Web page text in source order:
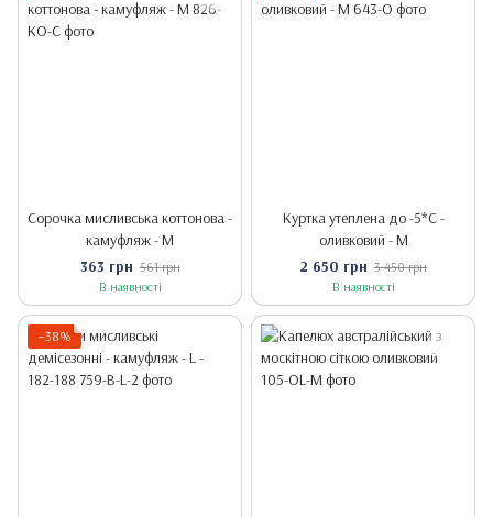
Сорочка мисливська коттонова -
камуфляж - M
363 грн 561 грн
В наявності
Куртка утеплена до -5*С -
оливковий - M
2 650 грн 3 450 грн
В наявності
−38%